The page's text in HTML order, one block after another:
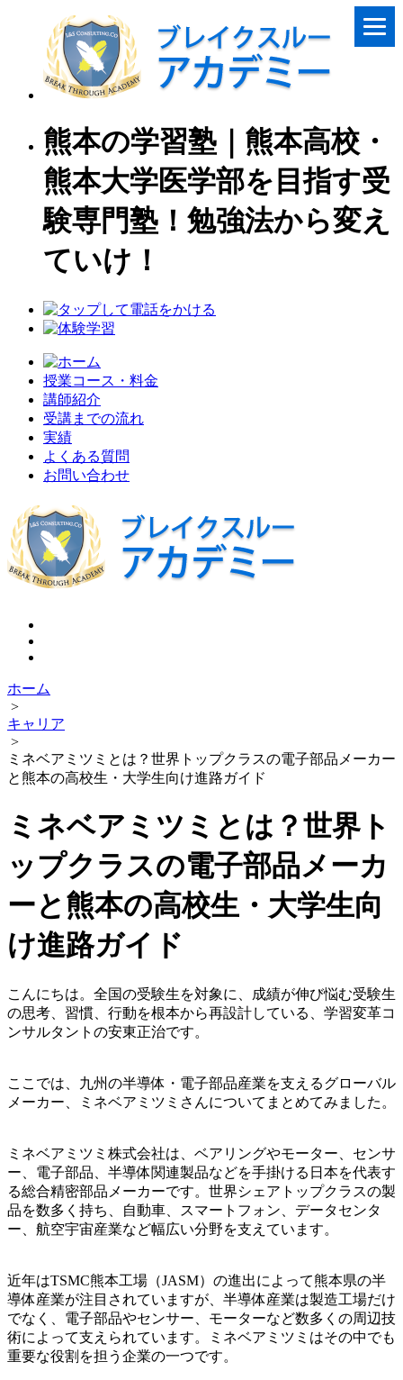
熊本の学習塾｜熊本高校・
熊本大学医学部を目指す受
験専門塾！勉強法から変え
ていけ！
授業コース・料金
講師紹介
受講までの流れ
実績
よくある質問
お問い合わせ
ホーム
>
キャリア
>
ミネベアミツミとは？世界トップクラスの電子部品メーカー
と熊本の高校生・大学生向け進路ガイド
ミネベアミツミとは？世界ト
ップクラスの電子部品メーカ
ーと熊本の高校生・大学生向
け進路ガイド
こんにちは。全国の受験生を対象に、成績が伸び悩む受験生
の思考、習慣、行動を根本から再設計している、学習変革コ
ンサルタントの安東正治です。
ここでは、九州の半導体・電子部品産業を支えるグローバル
メーカー、ミネベアミツミさんについてまとめてみました。
ミネベアミツミ株式会社は、ベアリングやモーター、センサ
ー、電子部品、半導体関連製品などを手掛ける日本を代表す
る総合精密部品メーカーです。世界シェアトップクラスの製
品を数多く持ち、自動車、スマートフォン、データセンタ
ー、航空宇宙産業など幅広い分野を支えています。
近年はTSMC熊本工場（JASM）の進出によって熊本県の半
導体産業が注目されていますが、半導体産業は製造工場だけ
でなく、電子部品やセンサー、モーターなど数多くの周辺技
術によって支えられています。ミネベアミツミはその中でも
重要な役割を担う企業の一つです。